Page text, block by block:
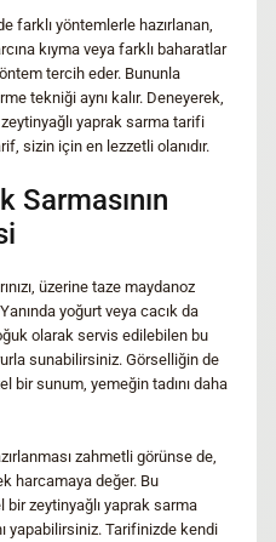
farklı yöntemlerle hazırlanan,
kıyma veya farklı baharatlar
tercih eder. Bununla
tekniği aynı kalır. Deneyerek,
yaprak sarma tarifi
sizin için en lezzetli olanıdır.
Sarmasının
üzerine taze maydanoz
yoğurt veya cacık da
olarak servis edilebilen bu
sunabilirsiniz. Görselliğin de
bir sunum, yemeğin tadını daha
zahmetli görünse de,
harcamaya değer. Bu
zeytinyağlı yaprak sarma
yapabilirsiniz. Tarifinizde kendi